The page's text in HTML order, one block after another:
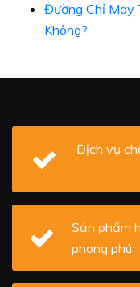
Đường Chỉ May
Không?
Dịch vụ
Sản phẩm
phong phú